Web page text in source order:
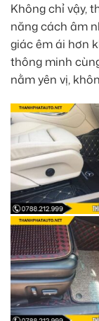
Không chỉ vậy,
năng cách âm
giác êm ái hơn
thông minh
nằm yên vị,